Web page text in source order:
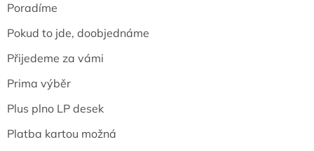
Poradíme
Pokud to jde, doobjednáme
Přijedeme za vámi
Prima výběr
Plus plno LP desek
Platba kartou možná